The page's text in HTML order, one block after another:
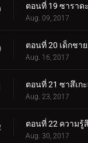
ตอนที่ 19 ซาราด
Aug. 09, 2017
ตอนที่ 20 เด็กชา
Aug. 16, 2017
ตอนที่ 21 ซาสึเก
Aug. 23, 2017
ตอนที่ 22 ความรู้
Aug. 30, 2017